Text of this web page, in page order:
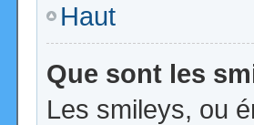
Haut
Que sont les
Les smileys, ou